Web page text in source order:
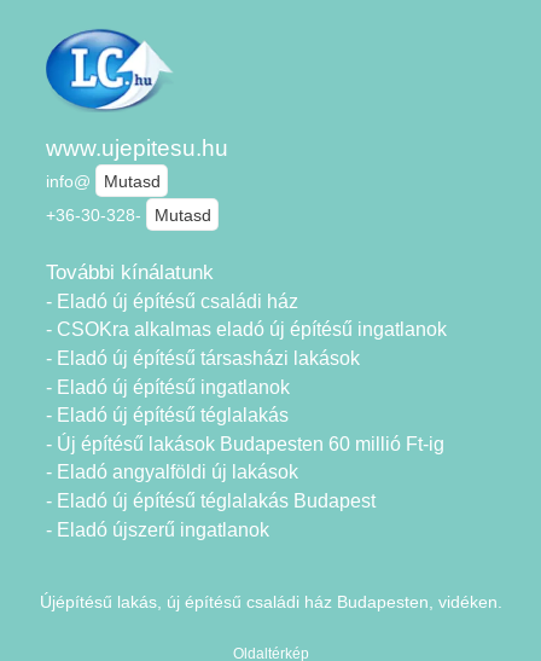
www.ujepitesu.hu
info@
Mutasd
+36-30-328-
Mutasd
További kínálatunk
- Eladó új építésű családi ház
- CSOKra alkalmas eladó új építésű ingatlanok
- Eladó új építésű társasházi lakások
- Eladó új építésű ingatlanok
- Eladó új építésű téglalakás
- Új építésű lakások Budapesten 60 millió Ft-ig
- Eladó angyalföldi új lakások
- Eladó új építésű téglalakás Budapest
- Eladó újszerű ingatlanok
Újépítésű lakás, új építésű családi ház Budapesten, vidéken.
Oldaltérkép